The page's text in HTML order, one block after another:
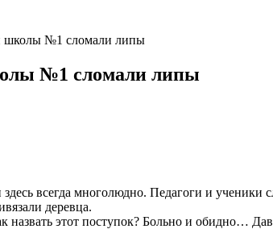
школы №1 сломали липы
№1 сломали липы
всегда многолюдно. Педагоги и ученики
деревца.
этот поступок? Больно и обидно…